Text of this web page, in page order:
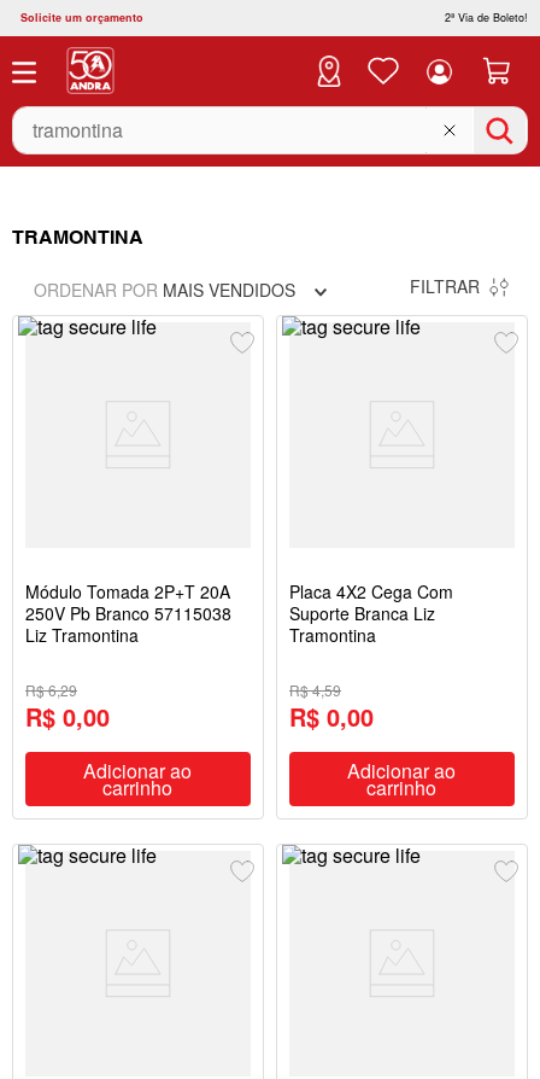
Solicite um orçamento 2ª Via de Boleto!
O que você está buscando?
TRAMONTINA
ORDENAR POR MAIS VENDIDOS FILTRAR
Módulo Tomada 2P+T 20A
250V Pb Branco 57115038
Liz Tramontina
R$ 6,29
R$ 0,00
Adicionar ao
carrinho
Placa 4X2 Cega Com
Suporte Branca Liz
Tramontina
R$ 4,59
R$ 0,00
Adicionar ao
carrinho